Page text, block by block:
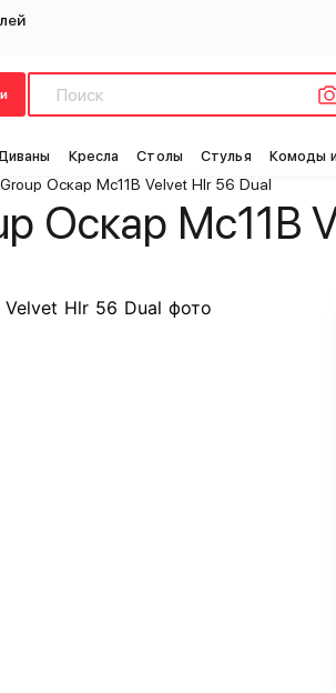
Кресла Столы Стулья Комоды
Оскар Mc11B Velvet Hlr 56 Dual
Оскар Mc11B